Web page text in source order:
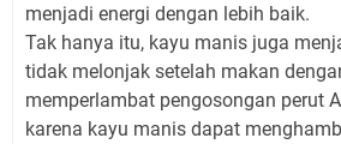
menjadi energi dengan lebih baik.
Tak hanya itu, kayu manis juga
tidak melonjak setelah makan
memperlambat pengosongan perut
karena kayu manis dapat